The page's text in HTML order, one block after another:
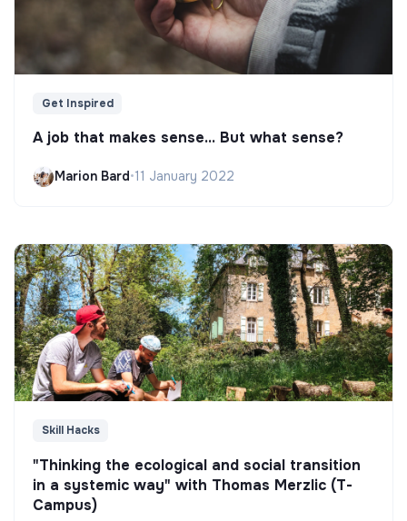
Get Inspired
A job that makes sense... But what sense?
Marion Bard•11 January 2022
Skill Hacks
"Thinking the ecological and social transition
in a systemic way" with Thomas Merzlic (T-
Campus)